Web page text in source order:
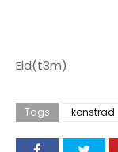
Eld(t3m)
Tags konstrad